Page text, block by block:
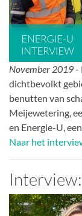
November 2019-
dichtbevolkt
benutten van
Meijewetering,
en Energie-U,
Naar het